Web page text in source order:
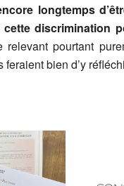
longtemps
discrimination
relevant pourtant
feraient bien d’y